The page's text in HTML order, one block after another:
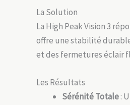
La Solution
La High Peak Vision 3
offre une stabilité
et des fermetures éclair
Les Résultats
Sérénité Totale: